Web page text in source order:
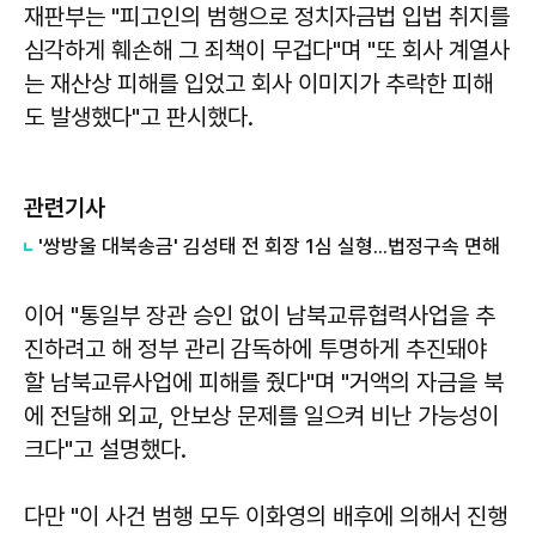
재판부는 "피고인의 범행으로 정치자금법 입법 취지를
심각하게 훼손해 그 죄책이 무겁다"며 "또 회사 계열사
는 재산상 피해를 입었고 회사 이미지가 추락한 피해
도 발생했다"고 판시했다.
관련기사
'쌍방울 대북송금' 김성태 전 회장 1심 실형...법정구속 면해
이어 "통일부 장관 승인 없이 남북교류협력사업을 추
진하려고 해 정부 관리 감독하에 투명하게 추진돼야
할 남북교류사업에 피해를 줬다"며 "거액의 자금을 북
에 전달해 외교, 안보상 문제를 일으켜 비난 가능성이
크다"고 설명했다.
다만 "이 사건 범행 모두 이화영의 배후에 의해서 진행